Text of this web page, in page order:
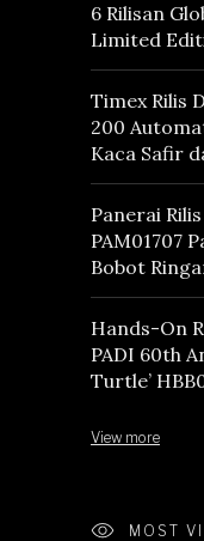
6 Rilisan
Limited
Warna
Warisan
Timex Rilis
200
Kaca Safir
Bracelet
Panerai
PAM01707
Bobot
Vintage
Hands-On
PADI 60th
Turtle’
View more
MOST